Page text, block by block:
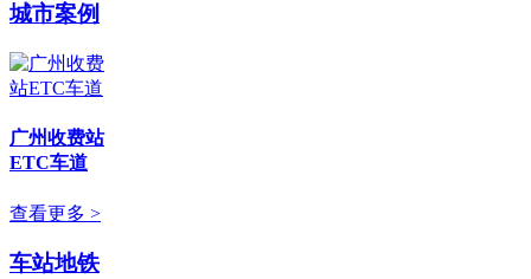
城市案例
广州收费站
ETC车道
查看更多 >
车站地铁